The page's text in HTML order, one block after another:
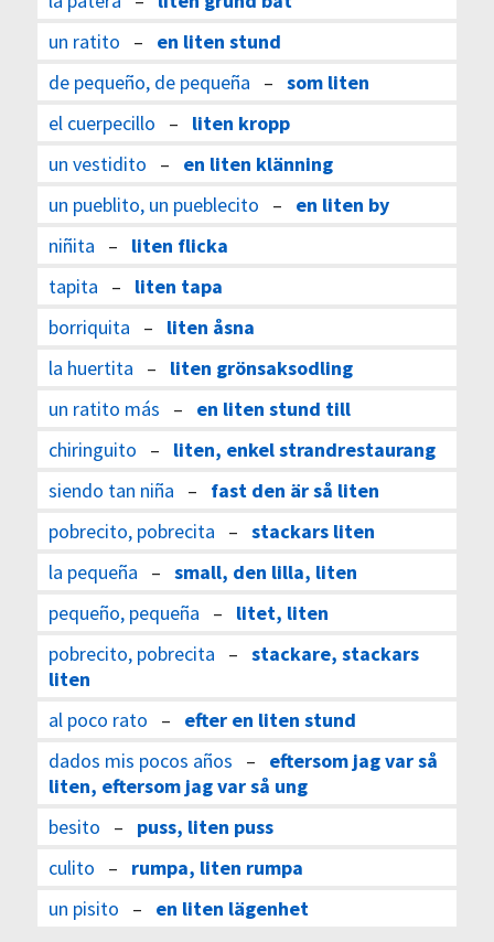
un ratito – en liten stund
de pequeño, de pequeña – som liten
el cuerpecillo – liten kropp
un vestidito – en liten klänning
un pueblito, un pueblecito – en liten by
niñita – liten flicka
tapita – liten tapa
borriquita – liten åsna
la huertita – liten grönsaksodling
un ratito más – en liten stund till
chiringuito – liten, enkel strandrestaurang
siendo tan niña – fast den är så liten
pobrecito, pobrecita – stackars liten
la pequeña – small, den lilla, liten
pequeño, pequeña – litet, liten
pobrecito, pobrecita – stackare, stackars
liten
al poco rato – efter en liten stund
dados mis pocos años – eftersom jag var så
liten, eftersom jag var så ung
besito – puss, liten puss
culito – rumpa, liten rumpa
un pisito – en liten lägenhet